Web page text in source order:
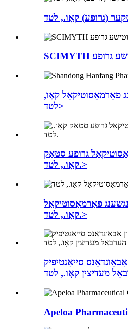
פאַרמאַסוטיקאַל קאָו,
לטד>
גרופע סטאַק
קאָו., לטד.>
פאַרמאַסוטיקאַל
קאָו., לטד.>
סייאַנטיפיק
Apeloa